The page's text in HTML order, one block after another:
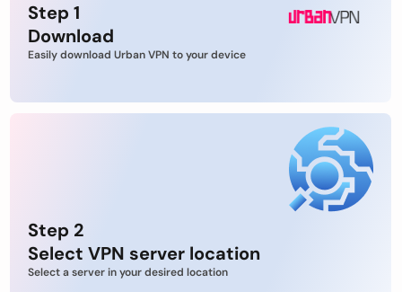
Step 1
Download
Easily download Urban VPN to your device
Step 2
Select VPN server location
Select a server in your desired location